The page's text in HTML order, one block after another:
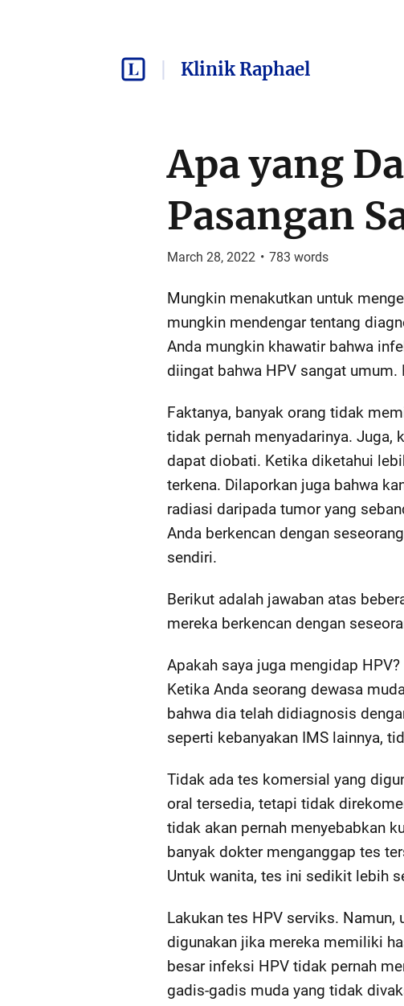
Klinik Raphael
Apa yang
Pasangan
March 28, 2022 • 783 words
Mungkin menakutkan untuk
mungkin mendengar tentang
Anda mungkin khawatir bahwa
diingat bahwa HPV sangat
Faktanya, banyak orang tidak
tidak pernah menyadarinya. Juga,
dapat diobati. Ketika diketahui
terkena. Dilaporkan juga bahwa
radiasi daripada tumor yang
Anda berkencan dengan
sendiri.
Berikut adalah jawaban atas
mereka berkencan dengan
Apakah saya juga mengidap HPV?
Ketika Anda seorang dewasa
bahwa dia telah didiagnosis
seperti kebanyakan IMS lainnya,
Tidak ada tes komersial yang
oral tersedia, tetapi tidak
tidak akan pernah menyebabkan
banyak dokter menganggap tes
Untuk wanita, tes ini sedikit lebih
Lakukan tes HPV serviks.
digunakan jika mereka memiliki
besar infeksi HPV tidak pernah
gadis-gadis muda yang tidak